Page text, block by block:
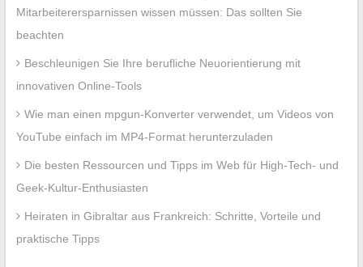
Mitarbeiterersparnissen wissen müssen: Das sollten Sie
beachten
Beschleunigen Sie Ihre berufliche Neuorientierung mit
innovativen Online-Tools
Wie man einen mpgun-Konverter verwendet, um Videos von
YouTube einfach im MP4-Format herunterzuladen
Die besten Ressourcen und Tipps im Web für High-Tech- und
Geek-Kultur-Enthusiasten
Heiraten in Gibraltar aus Frankreich: Schritte, Vorteile und
praktische Tipps